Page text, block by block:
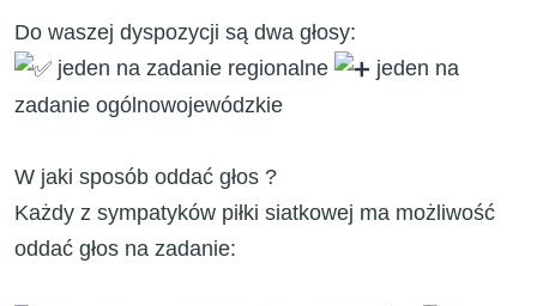
Do waszej dyspozycji są dwa głosy:
jeden na zadanie regionalne
jeden na
zadanie ogólnowojewódzkie
W jaki sposób oddać głos ?
Każdy z sympatyków piłki siatkowej ma możliwość
oddać głos na zadanie: